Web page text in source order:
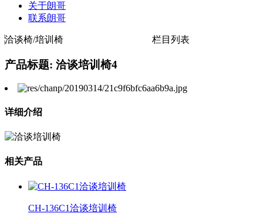
关于朗哥
联系朗哥
洽谈椅/培训椅 栏目列表
产品标题: 洽谈培训椅4
详细介绍
相关产品
CH-136C1洽谈培训椅